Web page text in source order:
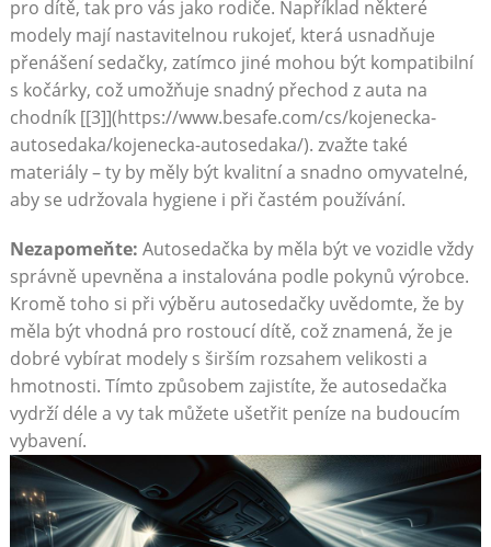
pro dítě, tak pro vás jako rodiče. Například některé
modely mají nastavitelnou rukojeť, která usnadňuje
přenášení sedačky, zatímco jiné mohou být kompatibilní
s kočárky, což umožňuje snadný přechod z auta na
chodník [[3]](https://www.besafe.com/cs/kojenecka-
autosedaka/kojenecka-autosedaka/). zvažte také
materiály – ty by měly být kvalitní a snadno omyvatelné,
aby se udržovala hygiene i při častém používání.
Nezapomeňte: Autosedačka by měla být ve vozidle vždy
správně upevněna a instalována podle pokynů výrobce.
Kromě toho si při výběru autosedačky uvědomte, že by
měla být vhodná pro rostoucí dítě, což znamená, že je
dobré vybírat modely s širším rozsahem velikosti a
hmotnosti. Tímto způsobem zajistíte, že autosedačka
vydrží déle a vy tak můžete ušetřit peníze na budoucím
vybavení.